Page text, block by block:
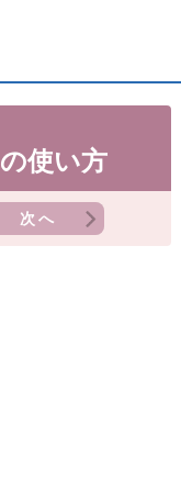
使い方
次へ